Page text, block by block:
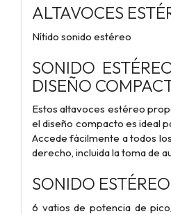
ALTAVOCES
Nítido sonido estéreo
SONIDO
DISEÑO
Estos altavoces estéreo
el diseño compacto es ideal
Accede fácilmente a todos
derecho, incluida la toma de
SONIDO
6 vatios de potencia de